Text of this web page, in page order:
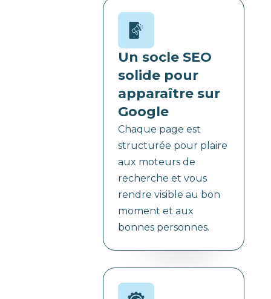
Un socle SEO
solide pour
apparaître sur
Google
Chaque page est
structurée pour plaire
aux moteurs de
recherche et vous
rendre visible au bon
moment et aux
bonnes personnes.